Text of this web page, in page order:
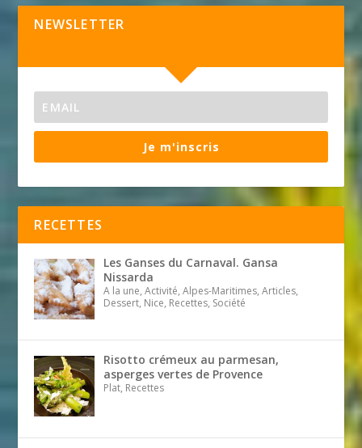
NEWSLETTER
Je m'inscris
RECETTES
Les Ganses du Carnaval. Gansa
Nissarda
A la une, Activité, Alpes-Maritimes, Articles,
Dessert, Nice, Recettes, Société
Risotto crémeux au parmesan,
asperges vertes de Provence
Plat, Recettes